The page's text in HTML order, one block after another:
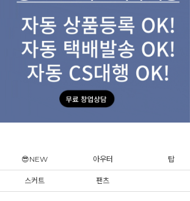
😎NEW 아우터 탑
스커트 팬츠